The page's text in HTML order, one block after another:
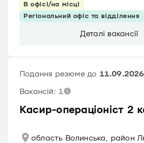
В офісі/на місці
Регіональний офіс та відділення
Деталі вакансії
Касир-операціоніст 2
Подання резюме до 11.09.2026
Вакансій: 1
область Волинська, район